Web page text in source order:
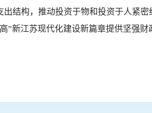
结构，推动投资于物和投资于人紧
新江苏现代化建设新篇章提供坚强财